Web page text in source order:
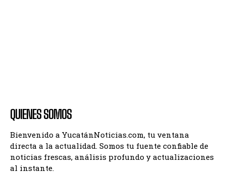
QUIENES SOMOS
Bienvenido a YucatánNoticias.com, tu ventana
directa a la actualidad. Somos tu fuente confiable de
noticias frescas, análisis profundo y actualizaciones
al instante.